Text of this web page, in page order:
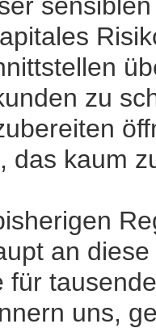
zu
das kaum
an
für
uns,